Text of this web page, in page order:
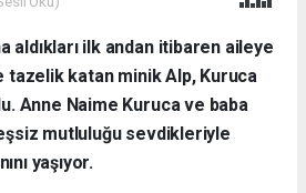
aldıkları ilk andan itibaren aileye
katan minik Alp, Kuruca
Anne Naime Kuruca ve baba
mutluluğu sevdikleriyle
yaşıyor.